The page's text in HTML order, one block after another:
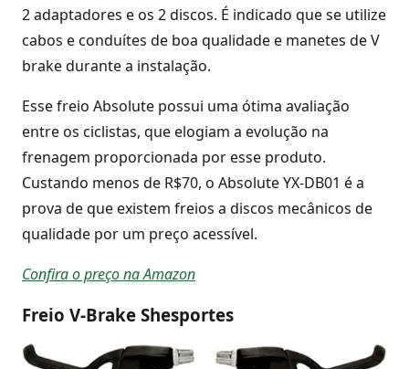
2 adaptadores e os 2 discos. É indicado que se utilize
cabos e conduítes de boa qualidade e manetes de V
brake durante a instalação.
Esse freio Absolute possui uma ótima avaliação
entre os ciclistas, que elogiam a evolução na
frenagem proporcionada por esse produto.
Custando menos de R$70, o Absolute YX-DB01 é a
prova de que existem freios a discos mecânicos de
qualidade por um preço acessível.
Confira o preço na Amazon
Freio V-Brake Shesportes